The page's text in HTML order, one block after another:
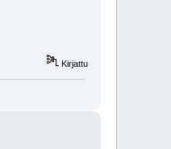
Kirjattu